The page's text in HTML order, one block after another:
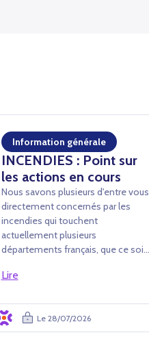
Information générale
INCENDIES : Point sur
les actions en cours
Nous savons plusieurs d'entre vous
directement concernés par les
incendies qui touchent
actuellement plusieurs
départements français, que ce soit
des conséquences opérationnelles
fermetures administratives,
difficultés d'accès au...
Lire
Le 28/07/2026